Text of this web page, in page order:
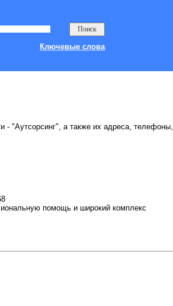
Ключевые слова
- "Аутсорсинг", а также их адреса, телефоны,
помощь и широкий комплекс